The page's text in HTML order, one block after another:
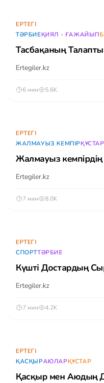
ЕРТЕГІ
ТӘРБИЕҚИЯЛ - ҒАЖАЙЫП
Тасбақаның
Ertegiler.kz
6 мин 5.6K
ЕРТЕГІ
ЖАЛМАУЫЗ КЕМПІРҚҰСТАР
Жалмауыз
Ertegiler.kz
7 мин 8.0K
ЕРТЕГІ
СПОРТТӘРБИЕ
Күшті Достардың
Ertegiler.kz
7 мин 4.2K
ЕРТЕГІ
ҚАСҚЫРАЮЛАРҚҰСТАР
Қасқыр мен Аюдың